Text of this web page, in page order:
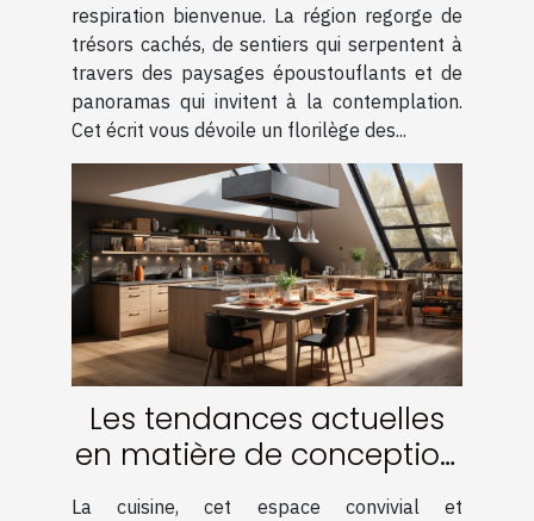
respiration bienvenue. La région regorge de
trésors cachés, de sentiers qui serpentent à
travers des paysages époustouflants et de
panoramas qui invitent à la contemplation.
Cet écrit vous dévoile un florilège des...
Les tendances actuelles
en matière de conception
de cuisine à Lille
La cuisine, cet espace convivial et